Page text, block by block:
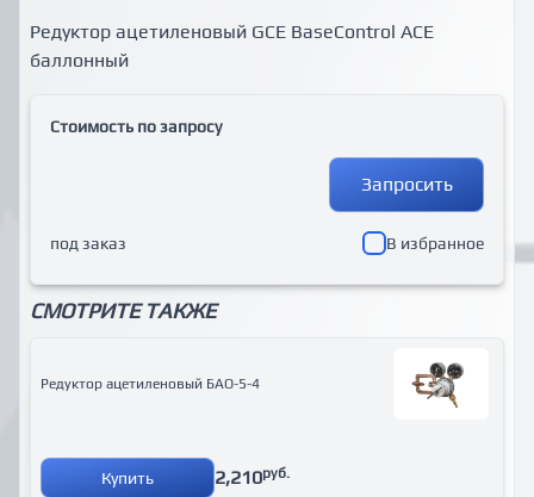
Редуктор ацетиленовый GCE BaseControl ACE
баллонный
Стоимость по запросу
Запросить
под заказ В избранное
СМОТРИТЕ ТАКЖЕ
Редуктор ацетиленовый БАО-5-4
Купить 2,210руб.